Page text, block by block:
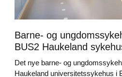
Barne- og
BUS2 Haukeland
Det nye barne- og
Haukeland universitetssykehus i